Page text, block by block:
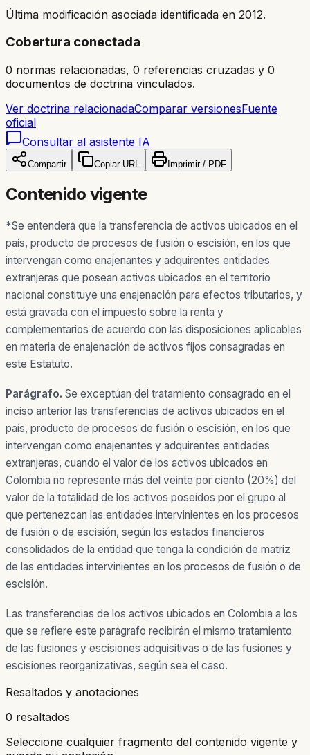
Última modificación asociada identificada en 2012.
Cobertura conectada
0 normas relacionadas, 0 referencias cruzadas y 0
documentos de doctrina vinculados.
Ver doctrina relacionadaComparar versionesFuente
oficial
Consultar al asistente IA
Compartir Copiar URL Imprimir / PDF
Contenido vigente
*Se entenderá que la transferencia de activos ubicados en el
país, producto de procesos de fusión o escisión, en los que
intervengan como enajenantes y adquirentes entidades
extranjeras que posean activos ubicados en el territorio
nacional constituye una enajenación para efectos tributarios, y
está gravada con el impuesto sobre la renta y
complementarios de acuerdo con las disposiciones aplicables
en materia de enajenación de activos fijos consagradas en
este Estatuto.
Parágrafo. Se exceptúan del tratamiento consagrado en el
inciso anterior las transferencias de activos ubicados en el
país, producto de procesos de fusión o escisión, en los que
intervengan como enajenantes y adquirentes entidades
extranjeras, cuando el valor de los activos ubicados en
Colombia no represente más del veinte por ciento (20%) del
valor de la totalidad de los activos poseídos por el grupo al
que pertenezcan las entidades intervinientes en los procesos
de fusión o de escisión, según los estados financieros
consolidados de la entidad que tenga la condición de matriz
de las entidades intervinientes en los procesos de fusión o de
escisión.
Las transferencias de los activos ubicados en Colombia a los
que se refiere este parágrafo recibirán el mismo tratamiento
de las fusiones y escisiones adquisitivas o de las fusiones y
escisiones reorganizativas, según sea el caso.
Resaltados y anotaciones
0 resaltados
Seleccione cualquier fragmento del contenido vigente y